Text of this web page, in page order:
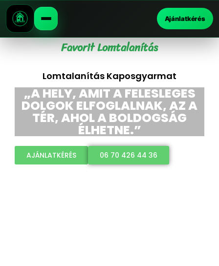
Ajánlatkérés
Favorit Lomtalanítás
Lomtalanítás Kaposgyarmat
„A HELY, AMIT A FELESLEGES
DOLGOK ELFOGLALNAK, AZ A
TÉR, AHOL A BOLDOGSÁG
ÉLHETNE.”
AJÁNLATKÉRÉS 06 70 426 44 36